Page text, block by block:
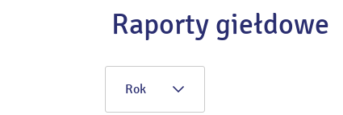
Raporty giełdowe
Rok